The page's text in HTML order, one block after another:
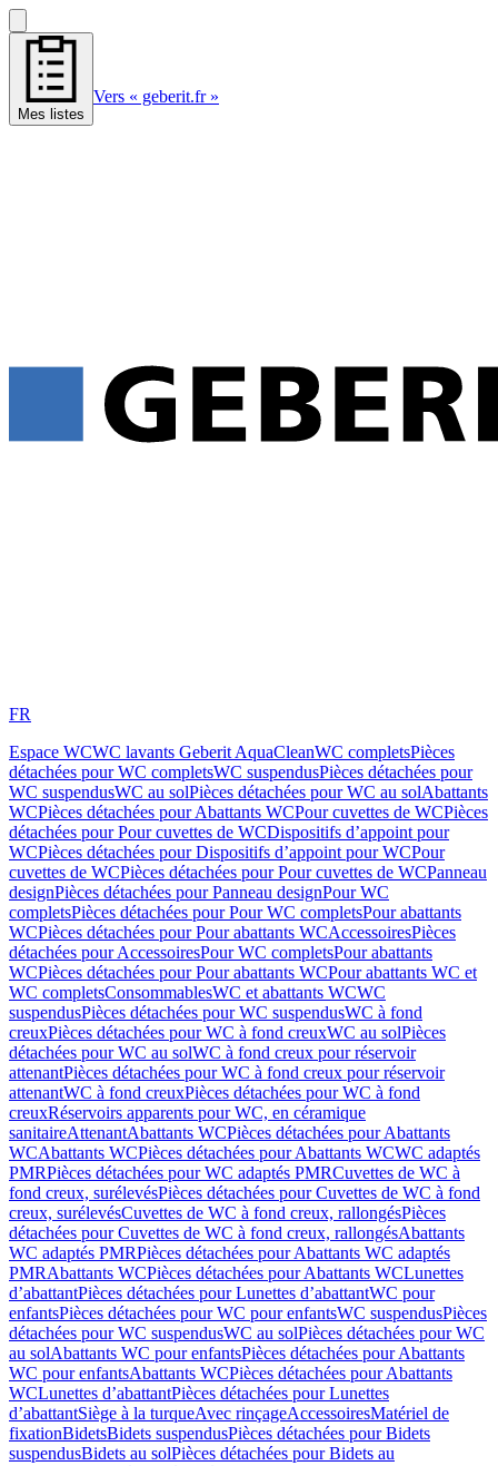
Mes listes
Vers « geberit.fr »
FR
Espace WCWC lavants Geberit AquaCleanWC completsPièces
détachées pour WC completsWC suspendusPièces détachées pour
WC suspendusWC au solPièces détachées pour WC au solAbattants
WCPièces détachées pour Abattants WCPour cuvettes de WCPièces
détachées pour Pour cuvettes de WCDispositifs d’appoint pour
WCPièces détachées pour Dispositifs d’appoint pour WCPour
cuvettes de WCPièces détachées pour Pour cuvettes de WCPanneau
designPièces détachées pour Panneau designPour WC
completsPièces détachées pour Pour WC completsPour abattants
WCPièces détachées pour Pour abattants WCAccessoiresPièces
détachées pour AccessoiresPour WC completsPour abattants
WCPièces détachées pour Pour abattants WCPour abattants WC et
WC completsConsommablesWC et abattants WCWC
suspendusPièces détachées pour WC suspendusWC à fond
creuxPièces détachées pour WC à fond creuxWC au solPièces
détachées pour WC au solWC à fond creux pour réservoir
attenantPièces détachées pour WC à fond creux pour réservoir
attenantWC à fond creuxPièces détachées pour WC à fond
creuxRéservoirs apparents pour WC, en céramique
sanitaireAttenantAbattants WCPièces détachées pour Abattants
WCAbattants WCPièces détachées pour Abattants WCWC adaptés
PMRPièces détachées pour WC adaptés PMRCuvettes de WC à
fond creux, surélevésPièces détachées pour Cuvettes de WC à fond
creux, surélevésCuvettes de WC à fond creux, rallongésPièces
détachées pour Cuvettes de WC à fond creux, rallongésAbattants
WC adaptés PMRPièces détachées pour Abattants WC adaptés
PMRAbattants WCPièces détachées pour Abattants WCLunettes
d’abattantPièces détachées pour Lunettes d’abattantWC pour
enfantsPièces détachées pour WC pour enfantsWC suspendusPièces
détachées pour WC suspendusWC au solPièces détachées pour WC
au solAbattants WC pour enfantsPièces détachées pour Abattants
WC pour enfantsAbattants WCPièces détachées pour Abattants
WCLunettes d’abattantPièces détachées pour Lunettes
d’abattantSiège à la turqueAvec rinçageAccessoiresMatériel de
fixationBidetsBidets suspendusPièces détachées pour Bidets
suspendusBidets au solPièces détachées pour Bidets au